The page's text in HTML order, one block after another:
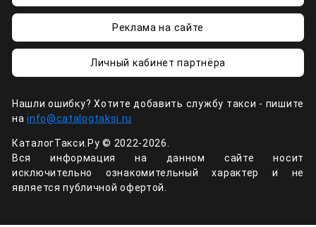
Реклама на сайте
Личный кабинет партнёра
Нашли ошибку? Хотите добавить службу такси - пишите
наinfo@catalogtaksi.ru
КаталогТакси.Ру © 2022-2026.
Вся информация на данном сайте носит
исключительно ознакомительный характер и не
является публичной офертой.